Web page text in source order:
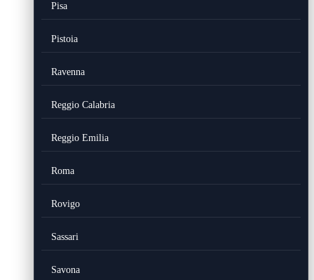
Pisa
Pistoia
Ravenna
Reggio Calabria
Reggio Emilia
Roma
Rovigo
Sassari
Savona